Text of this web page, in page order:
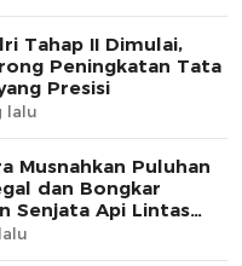
Tahap II Dimulai,
Peningkatan Tata
Presisi
lalu
Musnahkan Puluhan
dan Bongkar
Senjata Api Lintas